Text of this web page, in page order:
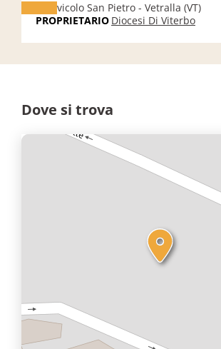
vicolo San Pietro - Vetralla (VT)
PROPRIETARIO Diocesi Di Viterbo
Dove si trova